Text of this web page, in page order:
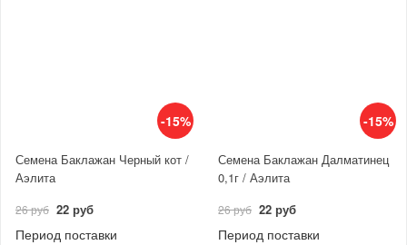
-15%
Семена Баклажан Черный кот /
Аэлита
26 руб 22 руб
Период поставки
-15%
Семена Баклажан Далматинец
0,1г / Аэлита
26 руб 22 руб
Период поставки